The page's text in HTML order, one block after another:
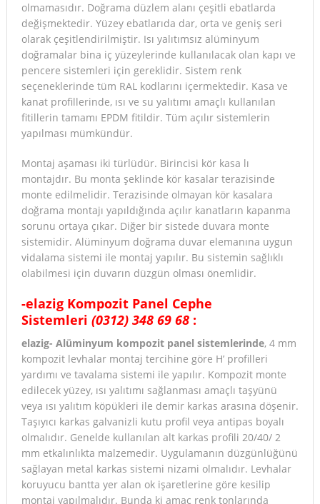
olmamasıdır. Doğrama düzlem alanı çeşitli ebatlarda
değişmektedir. Yüzey ebatlarıda dar, orta ve geniş seri
olarak çeşitlendirilmiştir. Isı yalıtımsız alüminyum
doğramalar bina iç yüzeylerinde kullanılacak olan kapı ve
pencere sistemleri için gereklidir. Sistem renk
seçeneklerinde tüm RAL kodlarını içermektedir. Kasa ve
kanat profillerinde, ısı ve su yalıtımı amaçlı kullanılan
fitillerin tamamı EPDM fitildir. Tüm açılır sistemlerin
yapılması mümkündür.
Montaj aşaması iki türlüdür. Birincisi kör kasa lı
montajdır. Bu monta şeklinde kör kasalar terazisinde
monte edilmelidir. Terazisinde olmayan kör kasalara
doğrama montajı yapıldığında açılır kanatların kapanma
sorunu ortaya çıkar. Diğer bir sistede duvara monte
sistemidir. Alüminyum doğrama duvar elemanına uygun
vidalama sistemi ile montaj yapılır. Bu sistemin sağlıklı
olabilmesi için duvarın düzgün olması önemlidir.
-elazig Kompozit Panel Cephe
Sistemleri (0312) 348 69 68 :
elazig- Alüminyum kompozit panel sistemlerinde, 4 mm
kompozit levhalar montaj tercihine göre H’ profilleri
yardımı ve tavalama sistemi ile yapılır. Kompozit monte
edilecek yüzey, ısı yalıtımı sağlanması amaçlı taşyünü
veya ısı yalıtım köpükleri ile demir karkas arasına döşenir.
Taşıyıcı karkas galvanizli kutu profil veya antipas boyalı
olmalıdır. Genelde kullanılan alt karkas profili 20/40/ 2
mm etkalınlıkta malzemedir. Uygulamanın düzgünlüğünü
sağlayan metal karkas sistemi nizami olmalıdır. Levhalar
koruyucu bantta yer alan ok işaretlerine göre kesilip
montaj yapılmalıdır. Bunda ki amaç renk tonlarında